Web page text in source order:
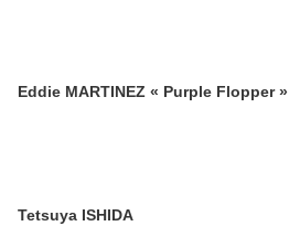
Eddie MARTINEZ « Purple Flopper »
Tetsuya ISHIDA